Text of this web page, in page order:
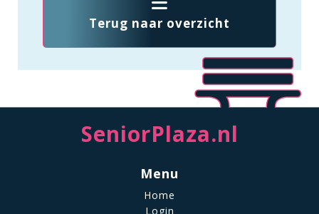
Terug naar overzicht
SeniorPlaza.nl
Menu
Home
Login